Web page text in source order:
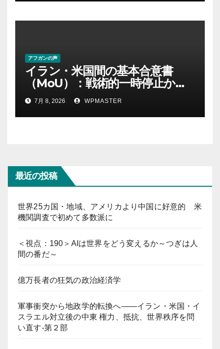
アフガンの声
イラン・米国間の基本合意書
（MoU）：戦術的一時停止か、
それとも新たな地域秩序の始ま
りか？ Part-2
7月 8, 2026 WPMASTER
最近の投稿
世界25カ国・地域、アメリカより中国に好意的 米
機関調査で初めて多数派に
＜視点：190＞AIは世界をどう変えるか～つぎは人
間の番だ～
億万長者の狂気の政治経済学
軍事衝突から地政学的転換へ――イラン・米国・イ
スラエル対立後の中東 権力、抵抗、世界秩序を問
い直す-第２部